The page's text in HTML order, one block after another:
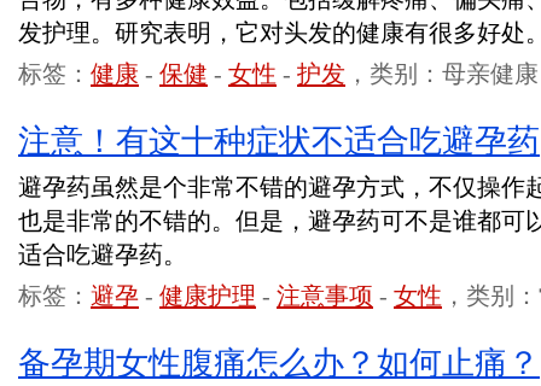
发护理。研究表明，它对头发的健康有很多好处
标签： 健康 - 保健 - 女性 - 护发 ，类别：母亲健康
注意！有这十种症状不适合吃避孕药
避孕药虽然是个非常不错的避孕方式，不仅操作
也是非常的不错的。但是，避孕药可不是谁都可
适合吃避孕药。
标签： 避孕 - 健康护理 - 注意事项 - 女性 ，类别
备孕期女性腹痛怎么办？如何止痛？